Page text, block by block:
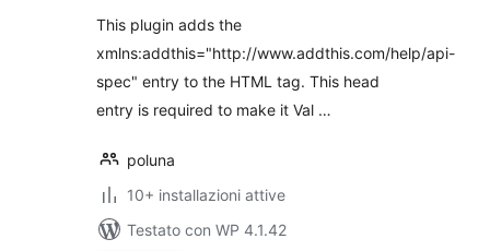
This plugin adds the
xmlns:addthis="http://www.addthis.com/help/api-
spec" entry to the HTML tag. This head
entry is required to make it Val …
poluna
10+ installazioni attive
Testato con WP 4.1.42